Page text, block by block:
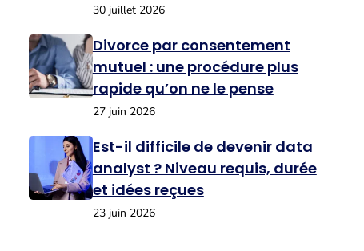
30 juillet 2026
Divorce par consentement
mutuel : une procédure plus
rapide qu’on ne le pense
27 juin 2026
Est-il difficile de devenir data
analyst ? Niveau requis, durée
et idées reçues
23 juin 2026